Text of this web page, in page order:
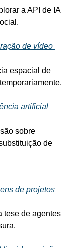
a API de IA
de vídeo
espacial de
artificial
sobre
de
de projetos
tese de agentes